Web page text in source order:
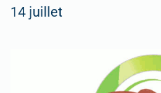
14 juillet